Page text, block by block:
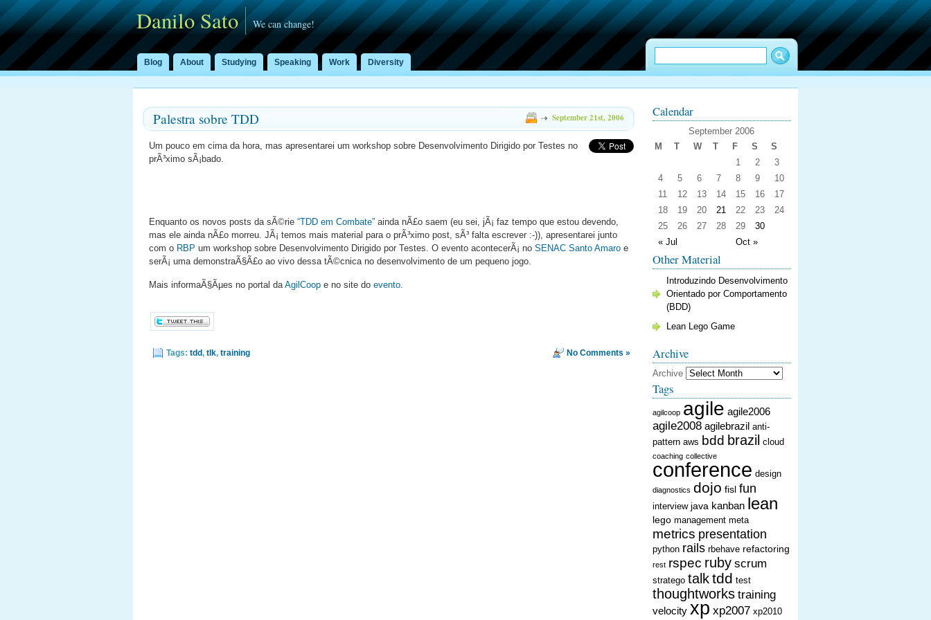
Danilo Sato We can change!
Blog About Studying Speaking Work Diversity
September 21st, 2006
Palestra sobre TDD
Um pouco em cima da hora, mas apresentarei um workshop sobre Desenvolvimento Dirigido por Testes no
prÃ³ximo sÃ¡bado.
Enquanto os novos posts da sÃ©rie “TDD em Combate” ainda nÃ£o saem (eu sei, jÃ¡ faz tempo que estou devendo,
mas ele ainda nÃ£o morreu. JÃ¡ temos mais material para o prÃ³ximo post, sÃ³ falta escrever :-)), apresentarei junto
com o RBP um workshop sobre Desenvolvimento Dirigido por Testes. O evento acontecerÃ¡ no SENAC Santo Amaro e
serÃ¡ uma demonstraÃ§Ã£o ao vivo dessa tÃ©cnica no desenvolvimento de um pequeno jogo.
Mais informaÃ§Ãµes no portal daAgilCoop e no site do evento.
Tags: tdd, tlk, training No Comments »
Calendar
September 2006
M
T W T F S S
« Jul Oct »
1 2
3
4
5 6 7 8 9
10
11
12 13 14 15 16
17
18
19 20 21 22 23
24
25
26 27 28 29 30
Other Material
Introduzindo Desenvolvimento
Orientado por Comportamento
(BDD)
Lean Lego Game
Archive
Archive
Tags
agilcoop agile agile2006
agile2008 agilebrazil anti-
pattern aws bdd brazil cloud
coaching collective
conference design
diagnostics dojo fisl fun
interview java kanban lean
lego management meta
metrics presentation
python rails rbehave refactoring
rest rspec ruby scrum
stratego talktdd test
thoughtworks training
velocity xp xp2007 xp2010